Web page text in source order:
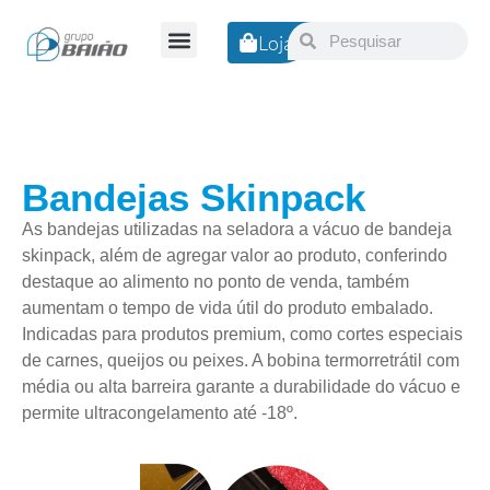
Loja
Bandejas Skinpack
As bandejas utilizadas na seladora a vácuo de bandeja
skinpack, além de agregar valor ao produto, conferindo
destaque ao alimento no ponto de venda, também
aumentam o tempo de vida útil do produto embalado.
Indicadas para produtos premium, como cortes especiais
de carnes, queijos ou peixes. A bobina termorretrátil com
média ou alta barreira garante a durabilidade do vácuo e
permite ultracongelamento até -18º.